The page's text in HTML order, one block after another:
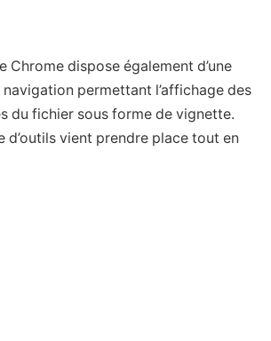
Chrome dispose également d’une
permettant l’affichage des
du fichier sous forme de vignette.
d’outils vient prendre place tout en